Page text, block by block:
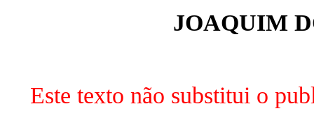
JOAQUIM
Este texto não substitui o